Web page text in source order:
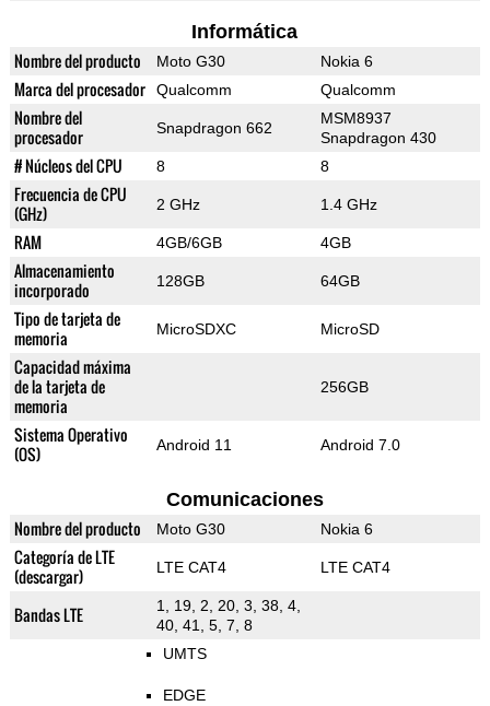
Informática
Nombre del producto Moto G30 Nokia 6
Marca del procesador Qualcomm Qualcomm
Nombre del
procesador
Snapdragon 662
MSM8937
Snapdragon 430
# Núcleos del CPU 8 8
Frecuencia de CPU
(GHz)
2 GHz 1.4 GHz
RAM 4GB/6GB 4GB
Almacenamiento
incorporado
128GB 64GB
Tipo de tarjeta de
memoria
MicroSDXC MicroSD
Capacidad máxima
de la tarjeta de
memoria
256GB
Sistema Operativo
(OS)
Android 11 Android 7.0
Comunicaciones
Nombre del producto Moto G30 Nokia 6
Categoría de LTE
(descargar)
LTE CAT4 LTE CAT4
Bandas LTE
1, 19, 2, 20, 3, 38, 4,
40, 41, 5, 7, 8
UMTS
EDGE